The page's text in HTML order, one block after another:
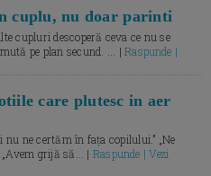
cuplu, nu doar parinti
cupluri descoperă ceva ce nu se
pe plan secund. ... |Raspunde |
care plutesc in aer
ne certăm în fața copilului.” „Ne
grijă să... | Raspunde | Vezi